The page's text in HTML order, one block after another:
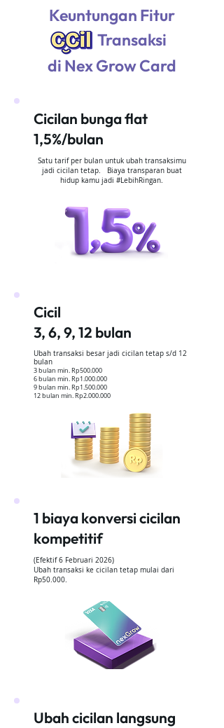
Keuntungan Fitur
Transaksi
di Nex Grow Card
Cicilan bunga flat
1,5%/bulan
Satu tarif per bulan untuk ubah transaksimu
jadi cicilan tetap. Biaya transparan buat
hidup kamu jadi #LebihRingan.
Cicil
3, 6, 9, 12 bulan
Ubah transaksi besar jadi cicilan tetap s/d 12
bulan
⁠3 bulan min. Rp500.000
⁠6 bulan min. Rp1.000.000
⁠9 bulan min. Rp1.500.000
⁠12 bulan min. Rp2.000.000
1 biaya konversi cicilan
kompetitif
(Efektif 6 Februari 2026)
Ubah transaksi ke cicilan tetap mulai dari
Rp50.000.
Ubah cicilan langsung